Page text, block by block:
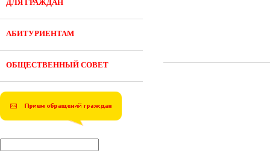
ДЛЯ ГРАЖДАН
АБИТУРИЕНТАМ
ОБЩЕСТВЕННЫЙ СОВЕТ